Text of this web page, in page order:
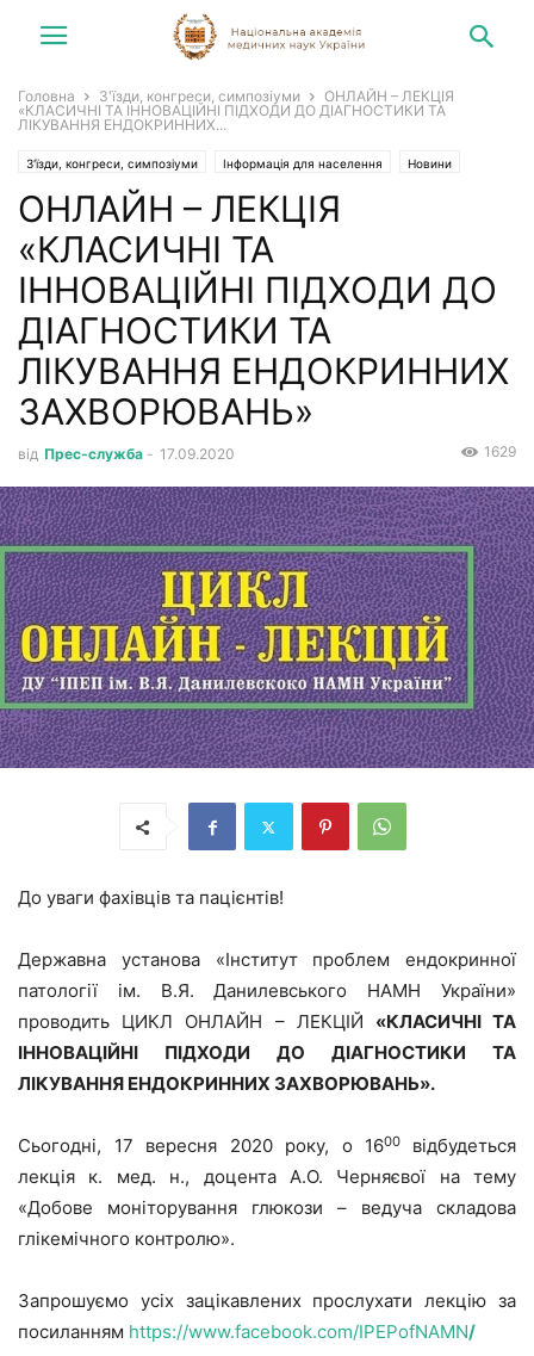
Головна З'їзди, конгреси, симпозіуми
ОНЛАЙН – ЛЕКЦІЯ
«КЛАСИЧНІ ТА ІННОВАЦІЙНІ ПІДХОДИ ДО ДІАГНОСТИКИ ТА
ЛІКУВАННЯ ЕНДОКРИННИХ...
З'їзди, конгреси, симпозіуми Інформація для населення Новини
ОНЛАЙН – ЛЕКЦІЯ
«КЛАСИЧНІ ТА
ІННОВАЦІЙНІ ПІДХОДИ ДО
ДІАГНОСТИКИ ТА
ЛІКУВАННЯ ЕНДОКРИННИХ
ЗАХВОРЮВАНЬ»
від Прес-служба - 17.09.2020 1629
До уваги фахівців та пацієнтів!
Державна установа «Інститут проблем ендокринної
патології ім. В.Я. Данилевського НАМН України»
проводить ЦИКЛ ОНЛАЙН – ЛЕКЦІЙ «КЛАСИЧНІ ТА
ІННОВАЦІЙНІ ПІДХОДИ ДО ДІАГНОСТИКИ ТА
ЛІКУВАННЯ ЕНДОКРИННИХ ЗАХВОРЮВАНЬ».
Сьогодні, 17 вересня 2020 року, о 1600 відбудеться
лекція к. мед. н., доцента А.О. Черняєвої на тему
«Добове моніторування глюкози – ведуча складова
глікемічного контролю».
Запрошуємо усіх зацікавлених прослухати лекцію за
посиланням https://www.facebook.com/IPEPofNAMN/